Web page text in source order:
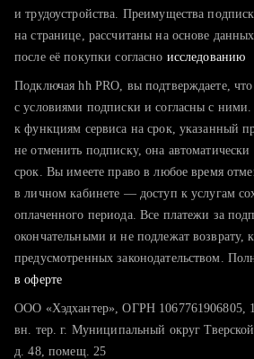
тратите много времени на поиск и
хотите сравнить себя с
и трудоустройства. Преимущества
на странице, рассчитаны на основе
после её покупки согласно исследованию
Подключая hh PRO, вы подтверждаете,
с условиями подписки и согласны с ними.
к функциям сервиса на срок, указанный
не отменить подписку, она
срок. Вы имеете право в любое время
в личном кабинете — доступ к услугам
оплаченного периода. Все платежи за
окончательными и не подлежат возврату,
предусмотренных законодательством.
в оферте
ООО «Хэдхантер», ОГРН 1067761906805,
вн. тер. г. Муниципальный округ
д. 48, помещ. 25